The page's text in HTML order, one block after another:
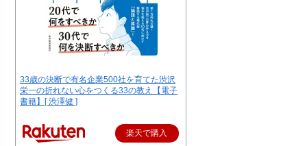
33歳の決断で有名企業500社を育てた渋沢
栄一の折れない心をつくる33の教え【電子
書籍】[ 渋澤健 ]
楽天で購入